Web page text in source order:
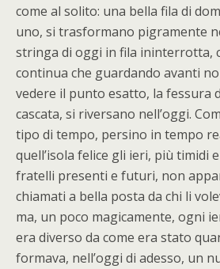
come al solito: una bella fila di
uno, si trasformano pigramente
stringa di oggi in fila ininterrotta,
continua che guardando avanti
vedere il punto esatto, la fessura
cascata, si riversano nell’oggi.
tipo di tempo, persino in tempo
quell’isola felice gli ieri, più timidi
fratelli presenti e futuri, non
chiamati a bella posta da chi li
ma, un poco magicamente, ogni
era diverso da come era stato
formava, nell’oggi di adesso, un